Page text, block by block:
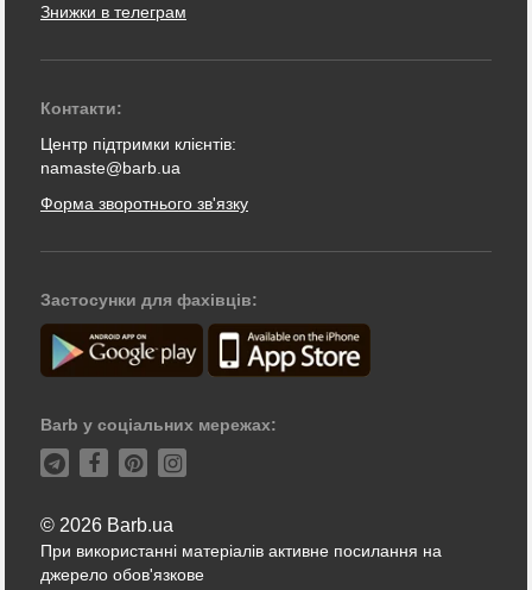
Знижки в телеграм
Контакти:
Центр підтримки клієнтів:
namaste@barb.ua
Форма зворотнього зв'язку
Застосунки для фахівців:
Barb у соціальних мережах:
© 2026 Barb.ua
При використанні матеріалів активне посилання на
джерело обов'язкове